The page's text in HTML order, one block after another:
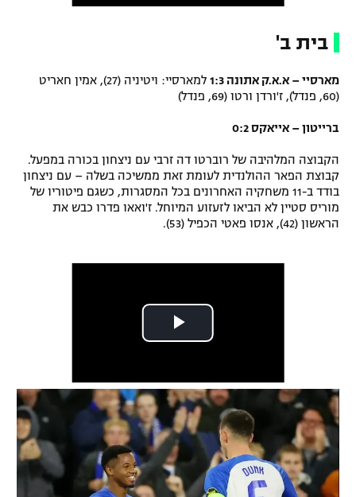
בית ב'
מארסיי – א.א.ק אתונה 1:3
למארסיי: ויטיניה (27), אמין חאריט
(60, פנדל), ז'ורדן ורטו (69, פנדל)
ברייטון – אייאקס 0:2
הקבוצה המלהיבה של רוברטו דה זרבי עם ניצחון בכורה במפעל.
קבוצת הפאר ההולנדית לעומת זאת ממשיכה בשלה – עם ניצחון
בודד ב-11 משחקיה האחרונים בכל המסגרות, כשגם פיטוריו של
מוריס סטיין לא הביאו לזעזוע המיוחל. ז'ואאו פדרו כבש את
הראשון (42), אנסו פאטי הכפיל (53).